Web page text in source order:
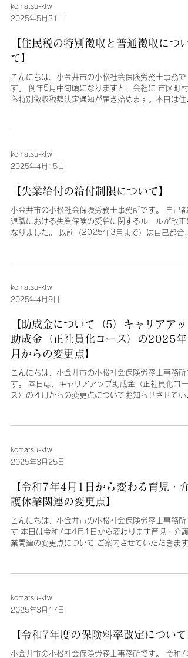
komatsu-ktw
2025年5月31日
【住民税の特別徴収と普通徴収につい
て】
こんにちは、小金井市の小松社会保険労務士事務で
す。 例年5月中旬頃になりますと、会社に 市区町村
ら特別徴収税額決定通知が届き始めます。本日は住
たものです。...
komatsu-ktw
2025年4月15日
【失業給付の給付制限について】
小金井市の小松社会保険労務士事務所です。 自己都
退職における失業保険の受給に関するルールが改正
なりました。 以前（2025年3月まで）は自己都合で
komatsu-ktw
2025年4月9日
【助成金について（5）キャリアアッ
助成金（正社員化コース）の2025年
月からの変更点】
こんにちは、小金井市の小松社会保険労務士事務所
す。 本日は、キャリアアップ助成金（正社員化コー
ス）の４月からの変更点についてお知らせさせてい
業60万円）...
komatsu-ktw
2025年3月25日
【令和7年4月1日から変わる育児・介
護休業関連の変更点】
こんにちは、小金井市の小松社会保険労務士事務所
す 本日は令和7年4月1日から変わります育児・介護
業関連の変更点について ご案内させていただきます ●
施行...
komatsu-ktw
2025年3月17日
【令和7年度の保険料率改定について
小金井市の小松社会保険労務士事務所です。 令和7